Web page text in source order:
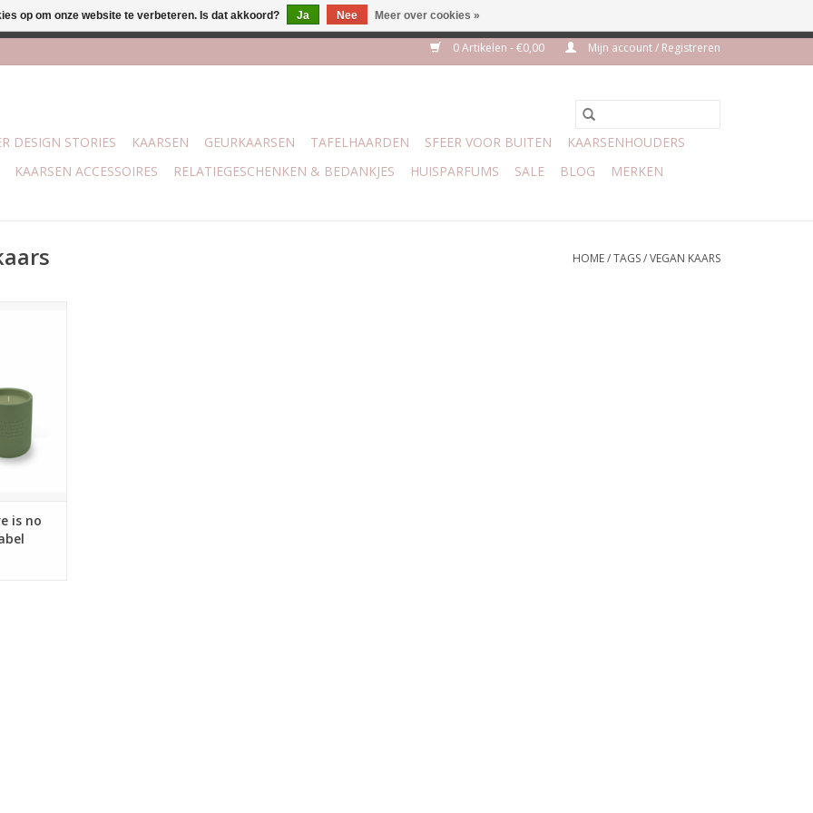
0 Artikelen - €0,00 Mijn account / Registreren
DESIGN STORIES KAARSEN GEURKAARSEN TAFELHAARDEN SFEER VOOR BUITEN
KAARSENHOUDERS
KAARSEN ACCESSOIRES RELATIEGESCHENKEN & BEDANKJES HUISPARFUMS SALE BLOG MERKEN
HOME/TAGS/VEGAN KAARS
is no
op om onze website te verbeteren. Is dat akkoord? Ja Nee Meer over cookies »
Woon & Cadeau | Belvederelaan 107 Zwolle | boven de 70 euro geen verzendkosten